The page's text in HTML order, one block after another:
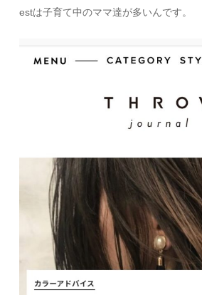
estは子育て中のママ達が多いんです。